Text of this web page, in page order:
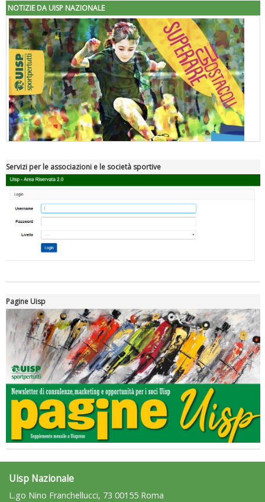
NOTIZIE DA UISP NAZIONALE
"Superare gli ostacoli": la relazione di Tiziano Pesce al CN Uisp
Luglio 2026: "Pensando con i piedi, si possono fare le
rivoluzioni"
Servizi per le associazioni e le società sportive
Pagine Uisp
Uisp Nazionale
L.go Nino Franchellucci, 73 00155 Roma